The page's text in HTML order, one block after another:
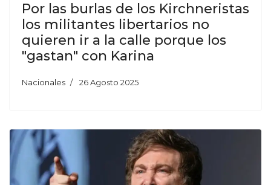
Por las burlas de los Kirchneristas
los militantes libertarios no
quieren ir a la calle porque los
"gastan" con Karina
Nacionales 26 Agosto 2025